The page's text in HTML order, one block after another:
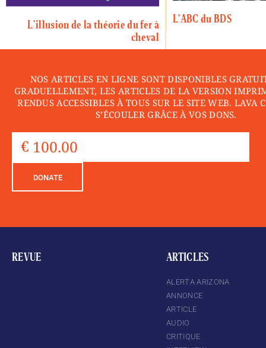
L’illusion de la théorie du fer à
cheval
L’ABC du BDS
NOS ARTICLES EN LIGNE SONT DISPONIBLES
GRADUELLEMENT, LES ARTICLES DE LA VERSION
RENDUS ACCESSIBLES À TOUS SUR LE SITE WEB. LAVA
S’ÉCOULER GRÂCE À VOS DONS.
DONATE
REVUE ARTICLES
ALERTA ARIZONA
ANNONCE
ARTICLE
AUDIO
CRITIQUE